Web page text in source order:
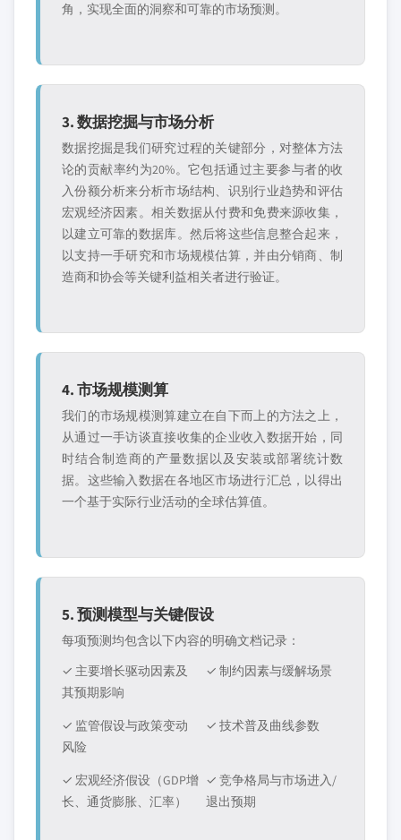
角，实现全面的洞察和可靠的市场预测。
3. 数据挖掘与市场分析
数据挖掘是我们研究过程的关键部分，对整体方法
论的贡献率约为20%。它包括通过主要参与者的收
入份额分析来分析市场结构、识别行业趋势和评估
宏观经济因素。相关数据从付费和免费来源收集，
以建立可靠的数据库。然后将这些信息整合起来，
以支持一手研究和市场规模估算，并由分销商、制
造商和协会等关键利益相关者进行验证。
4. 市场规模测算
我们的市场规模测算建立在自下而上的方法之上，
从通过一手访谈直接收集的企业收入数据开始，同
时结合制造商的产量数据以及安装或部署统计数
据。这些输入数据在各地区市场进行汇总，以得出
一个基于实际行业活动的全球估算值。
5. 预测模型与关键假设
每项预测均包含以下内容的明确文档记录：
✓ 主要增长驱动因素及
其预期影响
✓ 制约因素与缓解场景
✓ 监管假设与政策变动
风险
✓ 技术普及曲线参数
✓ 宏观经济假设（GDP增
长、通货膨胀、汇率）
✓ 竞争格局与市场进入/
退出预期